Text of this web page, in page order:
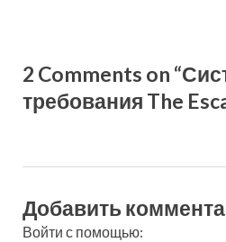
2 Comments on
требования The
Добавить
Войти с помощью: